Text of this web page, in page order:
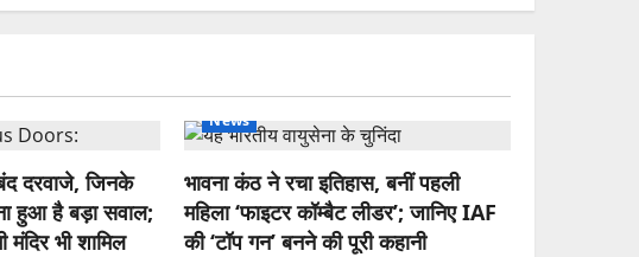
दरवाजे, जिनके
हुआ है बड़ा सवाल;
मंदिर भी शामिल
News
भावना कंठ ने रचा इतिहास, बनीं पहली
महिला ‘फाइटर कॉम्बैट लीडर’; जानिए IAF
की ‘टॉप गन’ बनने की पूरी कहानी